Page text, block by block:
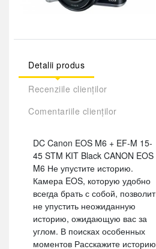
Detalii produs
Recenziile clienților
Comentariile clienților
DC Canon EOS M6 + EF-M 15-
45 STM KIT Black CANON EOS
M6 Не упустите историю.
Камера EOS, которую удобно
всегда брать с собой, позволит
не упустить неожиданную
историю, ожидающую вас за
углом. В поисках особенных
моментов Расскажите историю